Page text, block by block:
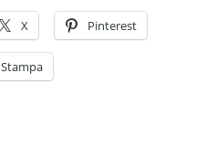
X Pinterest
Stampa